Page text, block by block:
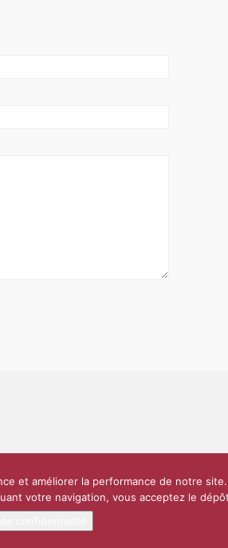
Politique de confidentialité Plan du
et améliorer la performance de notre site.
votre navigation, vous acceptez le